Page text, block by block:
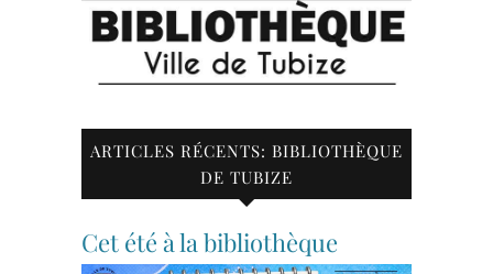
ARTICLES RÉCENTS: BIBLIOTHÈQUE
DE TUBIZE
Cet été à la bibliothèque